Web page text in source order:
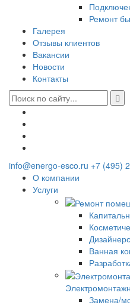
Ремонт
Галерея
Отзывы клиентов
Вакансии
Новости
Контакты
info@energo-esco.ru +7 (495)
О компании
Услуги
Ванная
Замена/